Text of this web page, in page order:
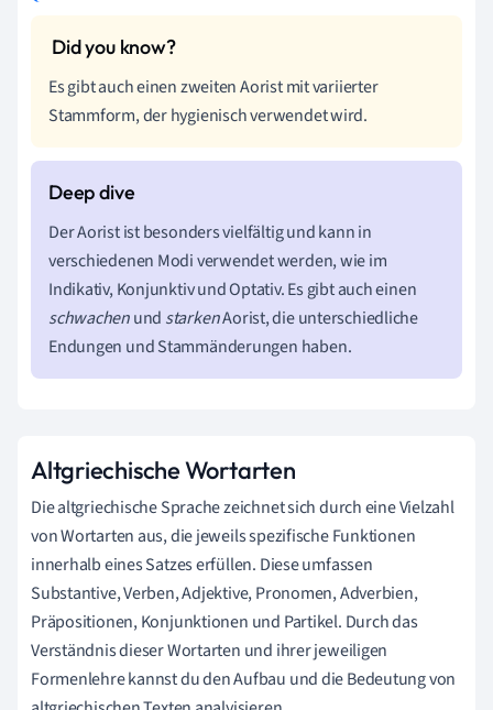
Es gibt auch einen zweiten Aorist mit variierter
Stammform, der hygienisch verwendet wird.
Der Aorist ist besonders vielfältig und kann in
verschiedenen Modi verwendet werden, wie im
Indikativ, Konjunktiv und Optativ. Es gibt auch einen
schwachenund starkenAorist, die unterschiedliche
Endungen und Stammänderungen haben.
Altgriechische Wortarten
Die altgriechische Sprache zeichnet sich durch eine Vielzahl
von Wortarten aus, die jeweils spezifische Funktionen
innerhalb eines Satzes erfüllen. Diese umfassen
Substantive, Verben, Adjektive, Pronomen, Adverbien,
Präpositionen, Konjunktionen und Partikel. Durch das
Verständnis dieser Wortarten und ihrer jeweiligen
Formenlehre kannst du den Aufbau und die Bedeutung von